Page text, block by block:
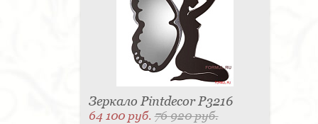
Зеркало Pintdecor P3216
64 100 руб.76 920 руб.